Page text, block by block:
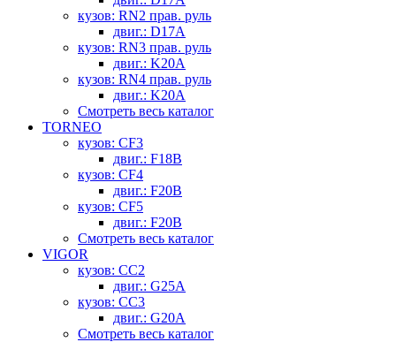
кузов: RN2 прав. руль
двиг.: D17A
кузов: RN3 прав. руль
двиг.: K20A
кузов: RN4 прав. руль
двиг.: K20A
Смотреть весь каталог
TORNEO
кузов: CF3
двиг.: F18B
кузов: CF4
двиг.: F20B
кузов: CF5
двиг.: F20B
Смотреть весь каталог
VIGOR
кузов: CC2
двиг.: G25A
кузов: CC3
двиг.: G20A
Смотреть весь каталог